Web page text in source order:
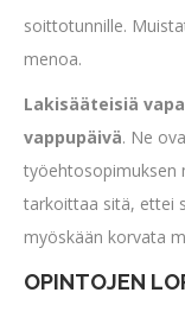
soittotunnille.
menoa.
Lakisääteisiä
vappupäivä. Ne
työehtosopimuksen
tarkoittaa sitä, ettei
myöskään korvata
OPINTOJEN